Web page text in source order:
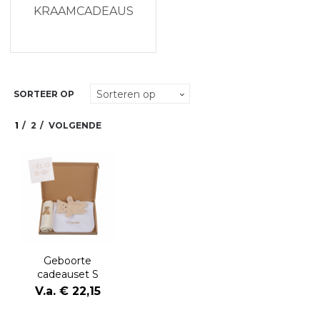
KRAAMCADEAUS
SORTEER OP
1 2 VOLGENDE
Geboorte
cadeauset S
V.a. € 22,15